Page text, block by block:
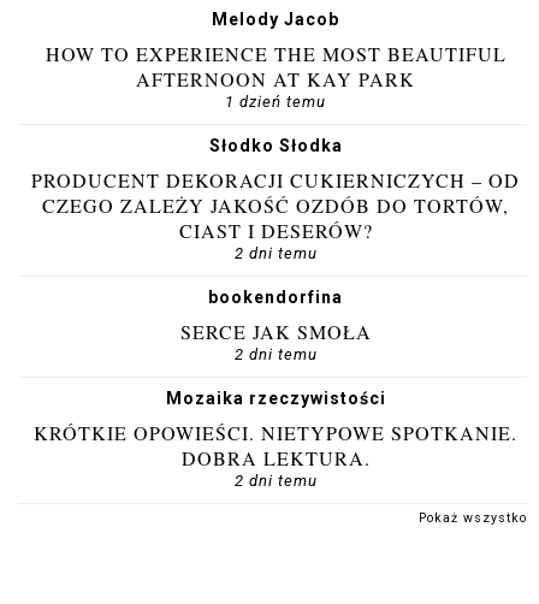
Melody Jacob
HOW TO EXPERIENCE THE MOST BEAUTIFUL
AFTERNOON AT KAY PARK
1 dzień temu
Słodko Słodka
PRODUCENT DEKORACJI CUKIERNICZYCH – OD
CZEGO ZALEŻY JAKOŚĆ OZDÓB DO TORTÓW,
CIAST I DESERÓW?
2 dni temu
bookendorfina
SERCE JAK SMOŁA
2 dni temu
Mozaika rzeczywistości
KRÓTKIE OPOWIEŚCI. NIETYPOWE SPOTKANIE.
DOBRA LEKTURA.
2 dni temu
Pokaż wszystko